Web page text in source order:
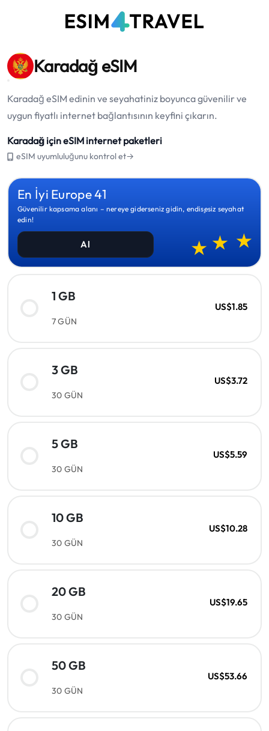
Karadağ eSIM
Karadağ eSIM edinin ve seyahatiniz boyunca güvenilir ve
uygun fiyatlı internet bağlantısının keyfini çıkarın.
Karadağ için eSIM internet paketleri
eSIM uyumluluğunu kontrol et→
En İyi Europe 41
Güvenilir kapsama alanı – nereye giderseniz gidin, endişesiz seyahat
edin!
Al
1 GB
7 GÜN
US$1.85
3 GB
30 GÜN
US$3.72
5 GB
30 GÜN
US$5.59
10 GB
30 GÜN
US$10.28
20 GB
30 GÜN
US$19.65
50 GB
30 GÜN
US$53.66